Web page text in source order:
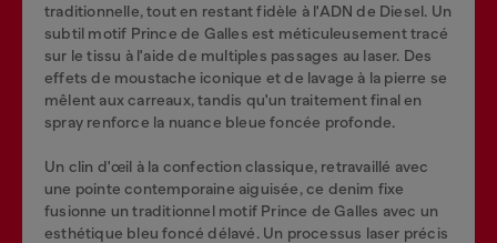
traditionnelle, tout en restant fidèle à l'ADN de Diesel. Un
subtil motif Prince de Galles est méticuleusement tracé
sur le tissu à l'aide de multiples passages au laser. Des
effets de moustache iconique et de lavage à la pierre se
mêlent aux carreaux, tandis qu'un traitement final en
spray renforce la nuance bleue foncée profonde.
Un clin d'œil à la confection classique, retravaillé avec
une pointe contemporaine aiguisée, ce denim fixe
fusionne un traditionnel motif Prince de Galles avec un
esthétique bleu foncé délavé. Un processus laser précis